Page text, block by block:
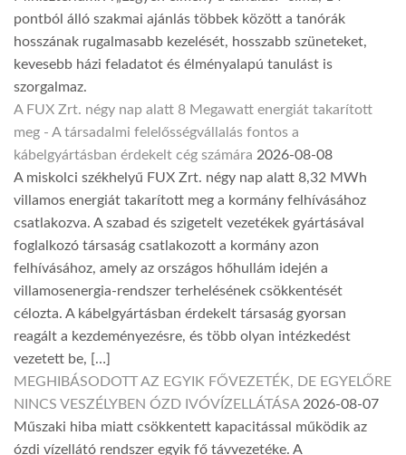
pontból álló szakmai ajánlás többek között a tanórák
hosszának rugalmasabb kezelését, hosszabb szüneteket,
kevesebb házi feladatot és élményalapú tanulást is
szorgalmaz.
A FUX Zrt. négy nap alatt 8 Megawatt energiát takarított
meg - A társadalmi felelősségvállalás fontos a
kábelgyártásban érdekelt cég számára 2026-08-08
A miskolci székhelyű FUX Zrt. négy nap alatt 8,32 MWh
villamos energiát takarított meg a kormány felhívásához
csatlakozva. A szabad és szigetelt vezetékek gyártásával
foglalkozó társaság csatlakozott a kormány azon
felhívásához, amely az országos hőhullám idején a
villamosenergia-rendszer terhelésének csökkentését
célozta. A kábelgyártásban érdekelt társaság gyorsan
reagált a kezdeményezésre, és több olyan intézkedést
vezetett be, […]
MEGHIBÁSODOTT AZ EGYIK FŐVEZETÉK, DE EGYELŐRE
NINCS VESZÉLYBEN ÓZD IVÓVÍZELLÁTÁSA 2026-08-07
Műszaki hiba miatt csökkentett kapacitással működik az
ózdi vízellátó rendszer egyik fő távvezetéke. A